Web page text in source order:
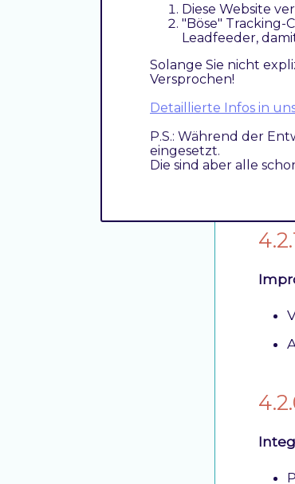
Diese Website
"Böse" Tracking-
Leadfeeder,
Solange Sie nicht
Versprochen!
Detaillierte Infos in
P.S.: Während der
eingesetzt.
Die sind aber alle